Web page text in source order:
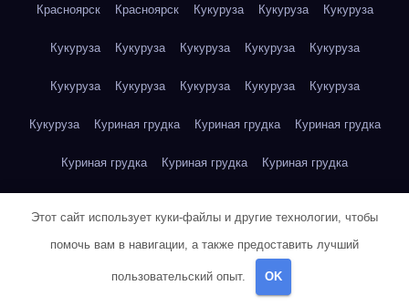
Красноярск Красноярск Кукуруза Кукуруза Кукуруза
Кукуруза Кукуруза Кукуруза Кукуруза Кукуруза
Кукуруза Кукуруза Кукуруза Кукуруза Кукуруза
Кукуруза Куриная грудка Куриная грудка Куриная грудка
Куриная грудка Куриная грудка Куриная грудка
Куриная грудка Куриная грудка Куриная грудка
Куриная грудка Куриная грудка Куриная грудка
Этот сайт использует куки-файлы и другие технологии, чтобы
помочь вам в навигации, а также предоставить лучший
пользовательский опыт. OK